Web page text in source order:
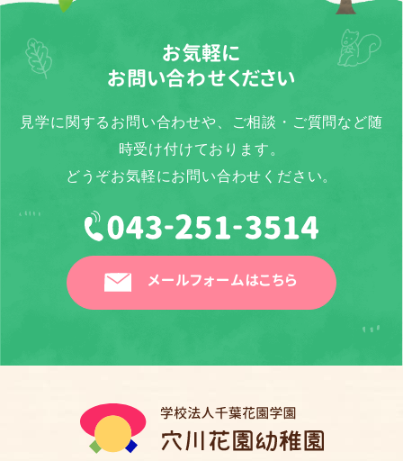
お気軽に
お問い合わせください
見学に関するお問い合わせや、ご相談・ご質問など随
時受け付けております。
どうぞお気軽にお問い合わせください。
メールフォームはこちら